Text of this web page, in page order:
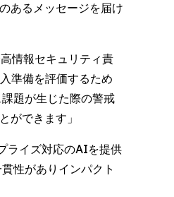
あるメッセージを届け
情報セキュリティ責
準備を評価するため
題が生じた際の警戒
ができます」
ライズ対応のAIを提供
性がありインパクト